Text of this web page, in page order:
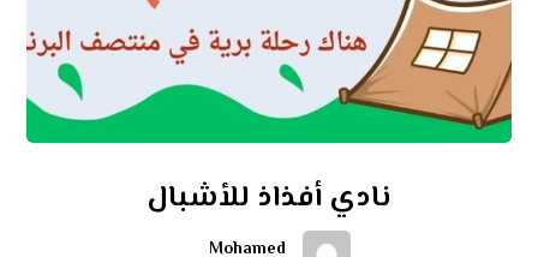
نادي أفذاذ للأشبال
Mohamed